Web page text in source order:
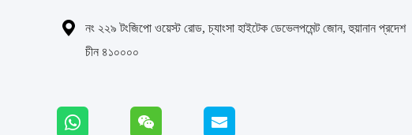

নং ২২৯ টংজিপো ওয়েস্ট রোড, চ্যাংসা হাইটেক ডেভেলপমেন্ট জোন, হুয়ানান প্রদেশ
চীন ৪১০০০০